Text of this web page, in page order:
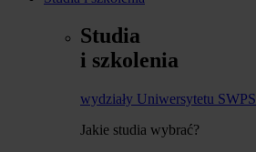
Studia
i szkolenia
wydziały Uniwersytetu SWPS
Jakie studia wybrać?